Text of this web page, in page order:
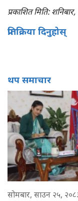
प्रकाशित मिति:
प्रतिक्रिया दिनुहोस्
थप समाचार
सोमबार, साउन २५,